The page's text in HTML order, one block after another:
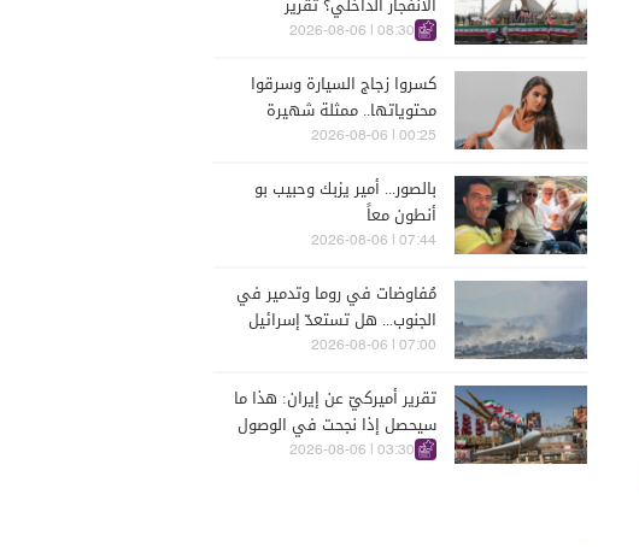
اسرائيلي يكشف الكواليس
08:30 | 2026-08-06
كسروا زجاج السيارة وسرقوا
محتوياتها.. ممثلة شهيرة
تتعرّض للسرقة في الرملة
00:25 | 2026-08-06
بالصور... أمير يزبك وحبيب بو
أنطون معاً
07:44 | 2026-08-06
مُفاوضات في روما وتدمير في
الجنوب... هل تستعدّ إسرائيل
للحرب؟
07:00 | 2026-08-06
تقرير أميركيّ عن إيران: هذا ما
سيحصل إذا نجحت في الوصول
إلى هذه الدولة الآسيويّة
03:30 | 2026-08-06